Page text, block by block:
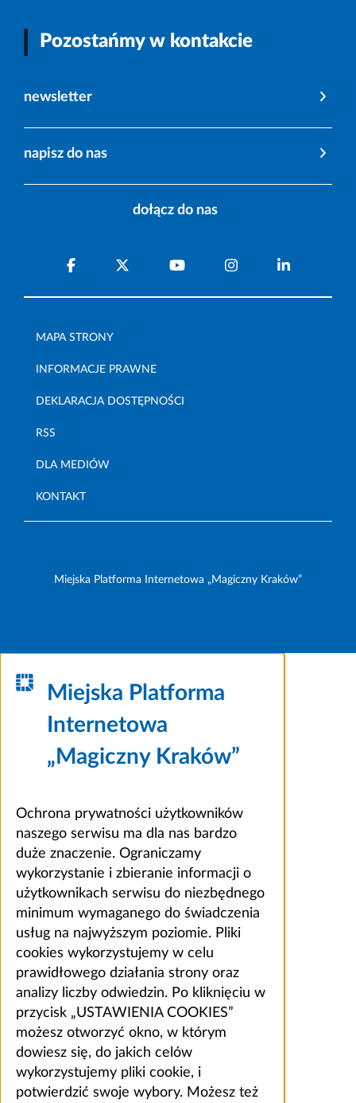
Pozostańmy w kontakcie
newsletter
napisz do nas
dołącz do nas
MAPA STRONY
INFORMACJE PRAWNE
DEKLARACJA DOSTĘPNOŚCI
RSS
DLA MEDIÓW
KONTAKT
Miejska Platforma Internetowa „Magiczny Kraków”
Miejska Platforma
Internetowa
„Magiczny Kraków”
Ochrona prywatności użytkowników
naszego serwisu ma dla nas bardzo
duże znaczenie. Ograniczamy
wykorzystanie i zbieranie informacji o
użytkownikach serwisu do niezbędnego
minimum wymaganego do świadczenia
usług na najwyższym poziomie. Pliki
cookies wykorzystujemy w celu
prawidłowego działania strony oraz
analizy liczby odwiedzin. Po kliknięciu w
przycisk „USTAWIENIA COOKIES”
możesz otworzyć okno, w którym
dowiesz się, do jakich celów
wykorzystujemy pliki cookie, i
potwierdzić swoje wybory. Możesz też